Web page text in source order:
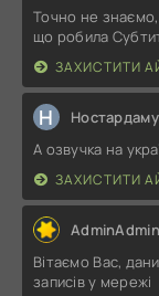
Точно не знаємо,
що робила
ЗАХИСТИТИ
Н
А озвучка на
ЗАХИСТИТИ
AdminAdmin
Вітаємо Вас,
записів у мережі